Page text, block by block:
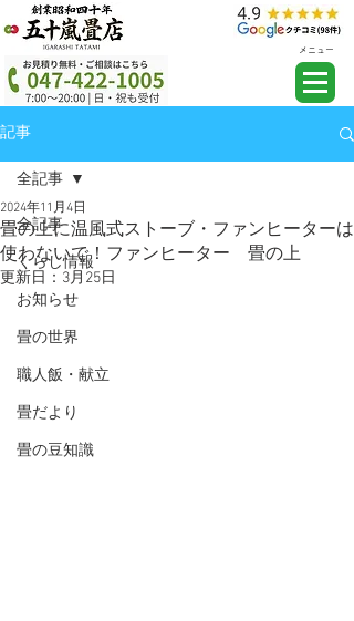
メニュー
記事
全記事
くらし情報
お知らせ
畳の世界
職人飯・献立
畳だより
畳の豆知識
全記事
畳の上に温風式ストーブ・ファンヒーターは
使わないで！ファンヒーター 畳の上
2024年11月4日
更新日： 3月25日